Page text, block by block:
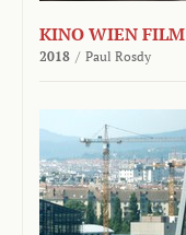
KINO WIEN FILM
2018 / Paul Rosdy